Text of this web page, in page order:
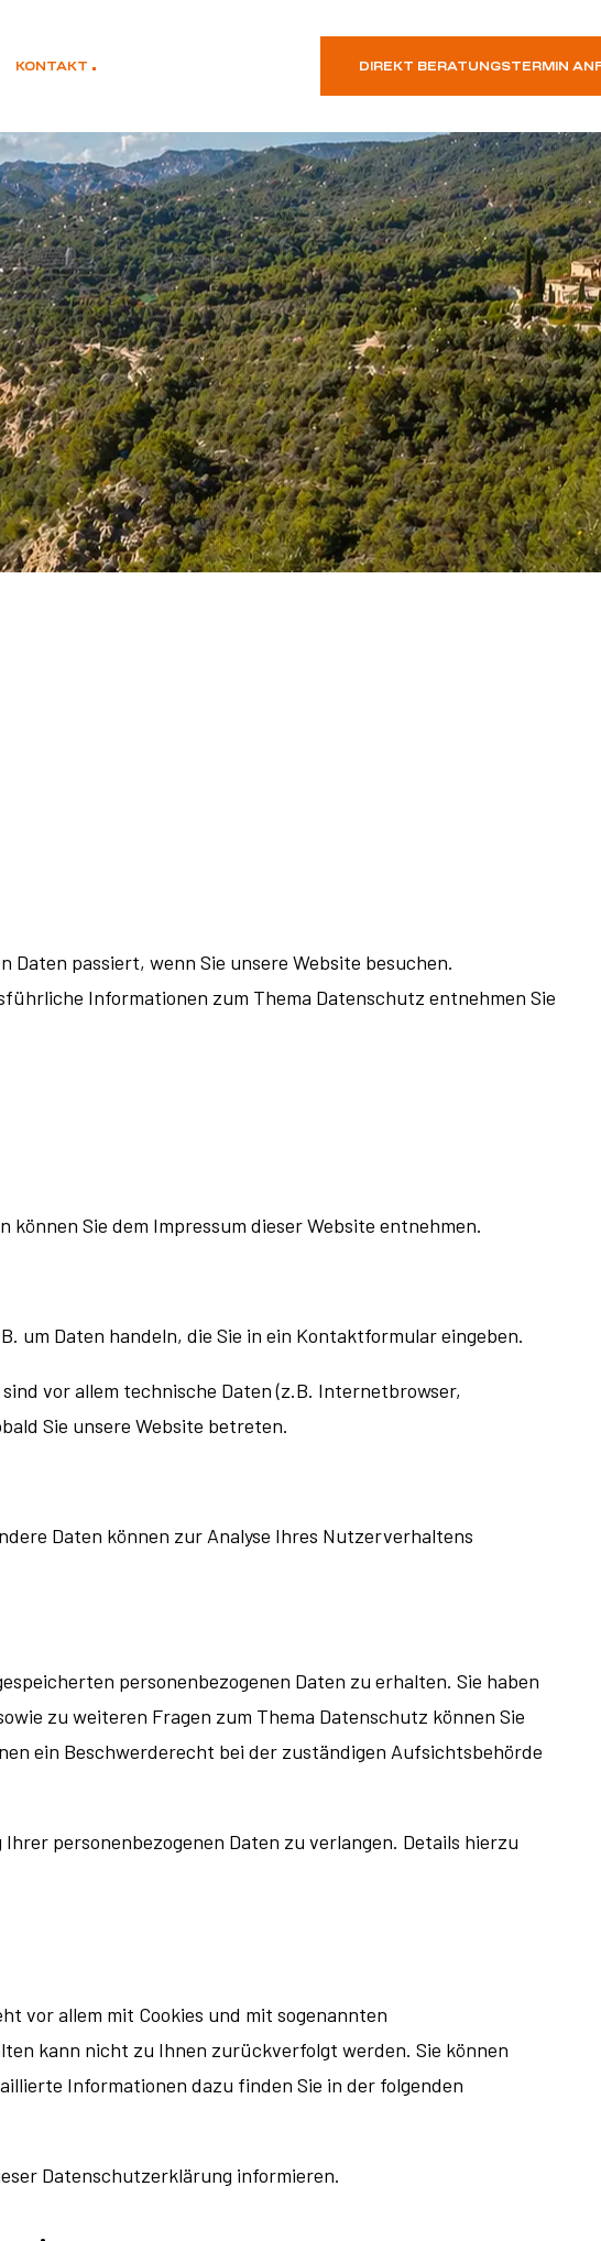
KONTAKT DIREKT BERATUNGSTERMIN
passiert, wenn Sie unsere Website besuchen.
Informationen zum Thema Datenschutz entnehmen Sie
Sie dem Impressum dieser Website entnehmen.
um Daten handeln, die Sie in ein Kontaktformular eingeben.
vor allem technische Daten (z.B. Internetbrowser,
Sie unsere Website betreten.
Daten können zur Analyse Ihres Nutzerverhaltens
personenbezogenen Daten zu erhalten. Sie haben
zu weiteren Fragen zum Thema Datenschutz können Sie
ein Beschwerderecht bei der zuständigen Aufsichtsbehörde
personenbezogenen Daten zu verlangen. Details hierzu
vor allem mit Cookies und mit sogenannten
kann nicht zu Ihnen zurückverfolgt werden. Sie können
Informationen dazu finden Sie in der folgenden
Datenschutzerklärung informieren.